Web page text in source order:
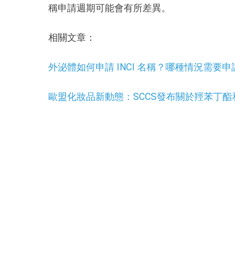
稱申請週期可能會有所差異。
相關文章：
外泌體如何申請 INCI 名稱？哪種情況需要申
歐盟化妝品新動態：SCCS發布關於羥苯丁